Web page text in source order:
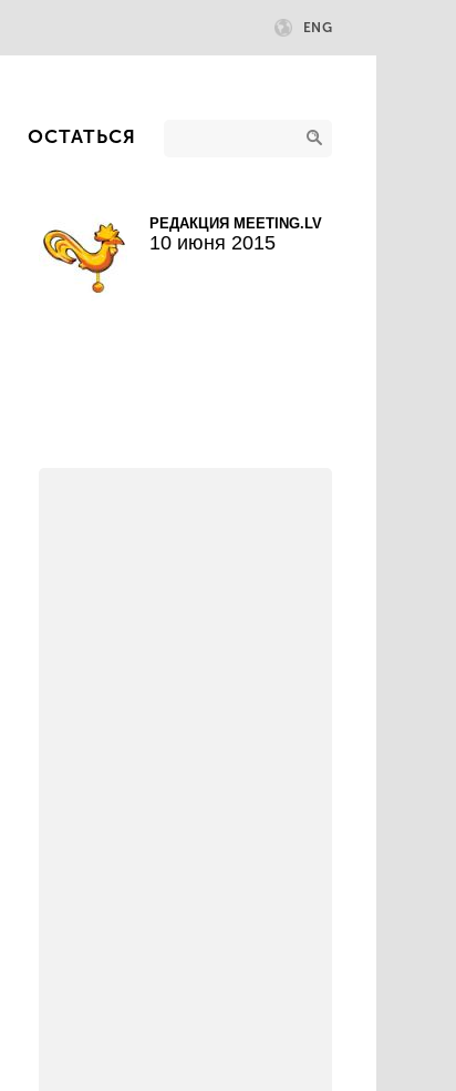
ENG
ОСТАТЬСЯ
РЕДАКЦИЯ MEETING.LV
10 июня 2015